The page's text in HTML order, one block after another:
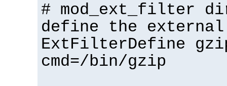
# mod_ext_filter
define the
ExtFilterDefine
cmd=/bin/gzip